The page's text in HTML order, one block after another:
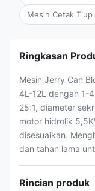
Mesin Cetak
Ringkasan
Mesin Jerry Can
4L-12L dengan 1-
25:1, diameter
motor hidrolik
disesuaikan.
dan tahan lama
Rincian produk